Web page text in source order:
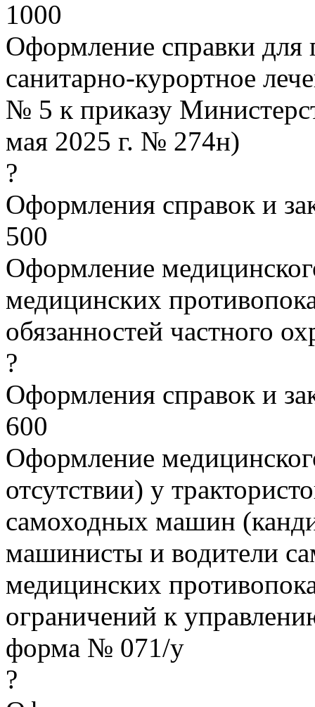
1000
Оформление справки для
санитарно-курортное
№ 5 к приказу
мая 2025 г. № 274н)
?
Оформления справок и
500
Оформление
медицинских
обязанностей частного
?
Оформления справок и
600
Оформление
отсутствии) у
самоходных машин
машинисты и водители
медицинских
ограничений к
форма № 071/у
?